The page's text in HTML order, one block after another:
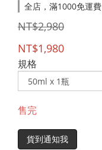
全店，滿1000免運費
NT$2,980
NT$1,980
規格
售完
貨到通知我